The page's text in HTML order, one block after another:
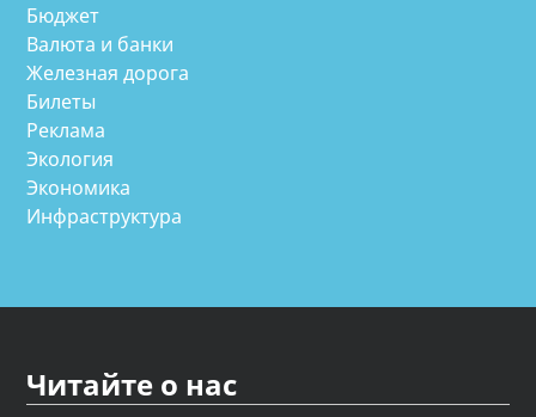
Бюджет
Валюта и банки
Железная дорога
Билеты
Реклама
Экология
Экономика
Инфраструктура
Читайте о нас